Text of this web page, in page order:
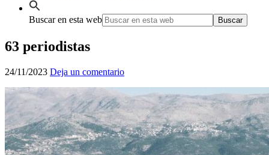
Buscar en esta web
63 periodistas
24/11/2023 Deja un comentario